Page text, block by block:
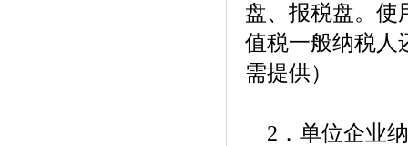
盘、报税盘。使
值税一般纳税人
需提供）
2．单位企业